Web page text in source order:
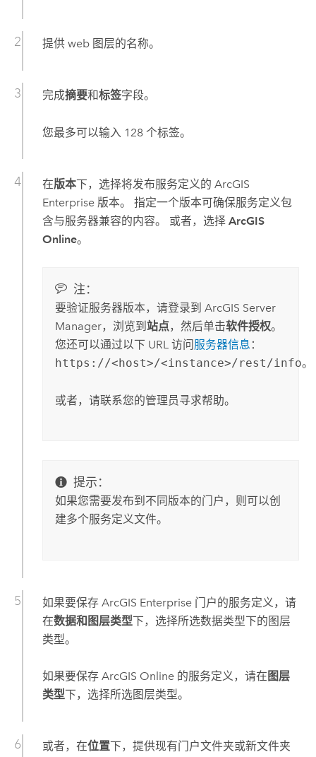
提供 web 图层的名称。
完成摘要和标签字段。
您最多可以输入 128 个标签。
在版本下，选择将发布服务定义的 ArcGIS
Enterprise版本。 指定一个版本可确保服务定义包
含与服务器兼容的内容。 或者，选择 ArcGIS
Online。
注：
要验证服务器版本，请登录到 ArcGIS Server
Manager，浏览到 站点，然后单击软件授权。
您还可以通过以下 URL 访问 服务器信息 ：
https://<host>/<instance>/rest/info。
或者，请联系您的管理员寻求帮助。
提示：
如果您需要发布到不同版本的门户，则可以创
建多个服务定义文件。
如果要保存 ArcGIS Enterprise门户的服务定义，请
在数据和图层类型下，选择所选数据类型下的图层
类型。
如果要保存 ArcGIS Online的服务定义，请在 图层
类型下，选择所选图层类型。
或者，在位置下，提供现有门户文件夹或新文件夹